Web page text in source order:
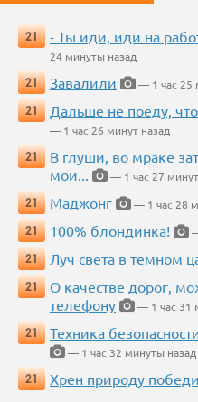
21 - Ты иди, иди на
24 минуты назад
21
Завалили
— 1 час 25
21
Дальше не поеду,
— 1 час 26 минут назад
21
В глуши, во мраке
мои...
— 1 час 27
21
Маджонг
— 1 час 28
21
100% блондинка!
21
Луч света в темном
21
О качестве дорог,
телефону
— 1 час 31
21
Техника
— 1 час 32 минуты назад
21
Хрен природу